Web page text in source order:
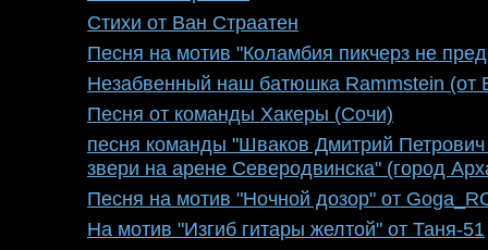
Стихи от Ван Страатен
Песня на мотив "Коламбия пикчерз не
Незабвенный наш батюшка Rammstein (от
Песня от команды Хакеры (Сочи)
песня команды "Шваков Дмитрий
звери на арене Северодвинска" (город
Песня на мотив "Ночной дозор" от
На мотив "Изгиб гитары желтой" от Таня-51